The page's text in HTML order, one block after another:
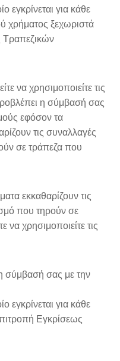
εγκρίνεται για κάθε
χρήματος ξεχωριστά
Τραπεζικών
να χρησιμοποιείτε τις
η σύμβασή σας
εφόσον τα
τις συναλλαγές
σε τράπεζα που
εκκαθαρίζουν τις
που τηρούν σε
να χρησιμοποιείτε τις
σύμβασή σας με την
εγκρίνεται για κάθε
Εγκρίσεως